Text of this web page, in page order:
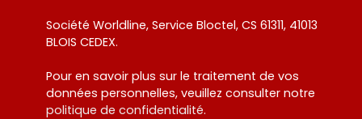
Société Worldline, Service Bloctel, CS 61311, 41013
BLOIS CEDEX.
Pour en savoir plus sur le traitement de vos
données personnelles, veuillez consulter notre
politique de confidentialité.